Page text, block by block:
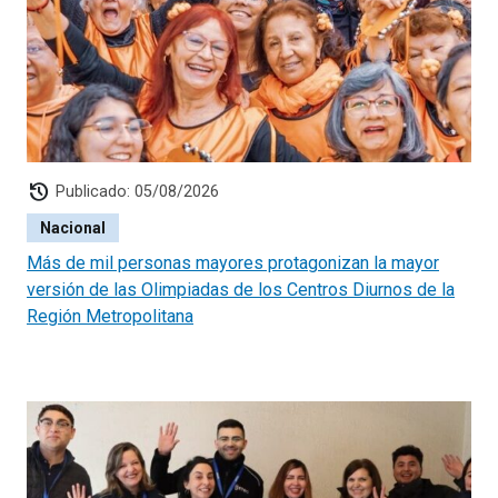
history Publicado: 05/08/2026
Nacional
Más de mil personas mayores protagonizan la mayor
versión de las Olimpiadas de los Centros Diurnos de la
Región Metropolitana